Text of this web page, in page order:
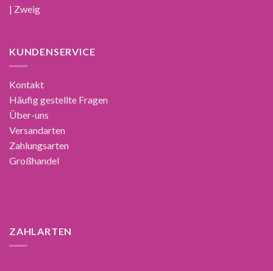
| Zweig
KUNDENSERVICE
Kontakt
Häufig gestellte Fragen
Über-uns
Versandarten
Zahlungsarten
Großhandel
ZAHLARTEN